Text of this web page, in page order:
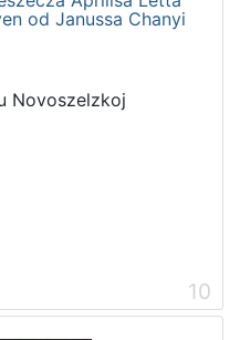
od Janussa Chanyi
Novoszelzkoj
10